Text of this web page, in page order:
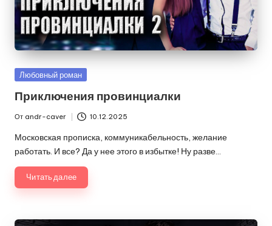
Опубликовано
Любовный роман
Приключения провинциалки
от
От andr-caver 10.12.2025
Московская прописка, коммуникабельность, желание
работать. И все? Да у нее этого в избытке! Ну разве…
Читать далее